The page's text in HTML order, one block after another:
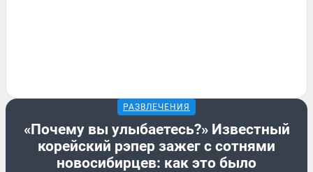
РАЗВЛЕЧЕНИЯ
«Почему вы улыбаетесь?» Известный
корейский рэпер зажег с сотнями
новосибирцев: как это было